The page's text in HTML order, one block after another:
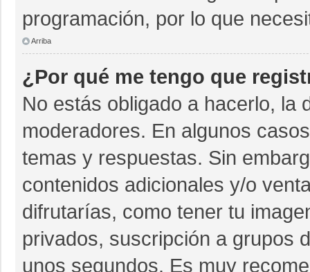
programación, por lo que
Arriba
¿Por qué me tengo que
No estás obligado a hacerlo, la
moderadores. En algunos
temas y respuestas. Sin
contenidos adicionales y/o
difrutarías, como tener tu
privados, suscripción a grupos
unos segundos. Es muy